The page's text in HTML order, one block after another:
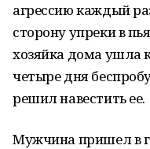
агрессию каждый
сторону упреки в
хозяйка дома ушла
четыре дня
решил навестить ее.
Мужчина пришел в